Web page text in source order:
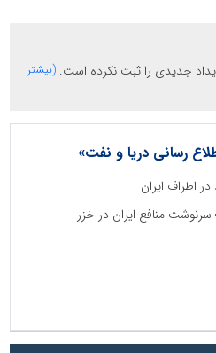
جدیدی را ثبت نکرده است. (بیشتر
رسانی دریا و نفت»
اطراف ایران
منافع ایران در خزر